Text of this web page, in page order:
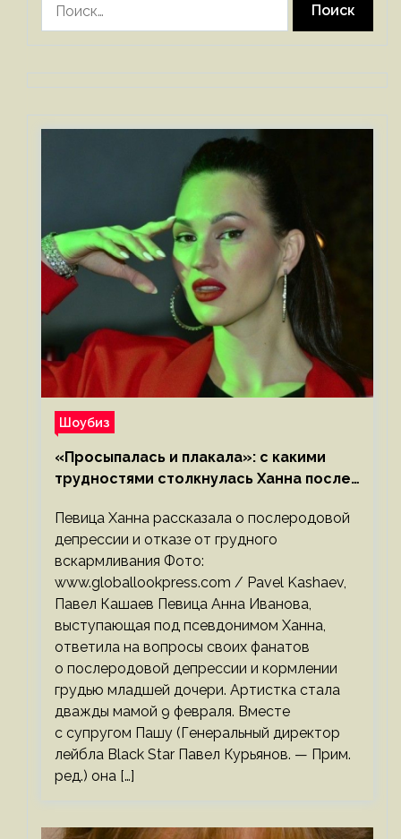
Шоубиз
«Просыпалась и плакала»: с какими
трудностями столкнулась Ханна после
Певица Ханна рассказала о послеродовой
депрессии и отказе от грудного
вскармливания Фото:
www.globallookpress.com / Pavel Kashaev,
Павел Кашаев Певица Анна Иванова,
выступающая под псевдонимом Ханна,
ответила на вопросы своих фанатов
о послеродовой депрессии и кормлении
грудью младшей дочери. Артистка стала
дважды мамой 9 февраля. Вместе
с супругом Пашу (Генеральный директор
лейбла Black Star Павел Курьянов. — Прим.
ред.) она […]